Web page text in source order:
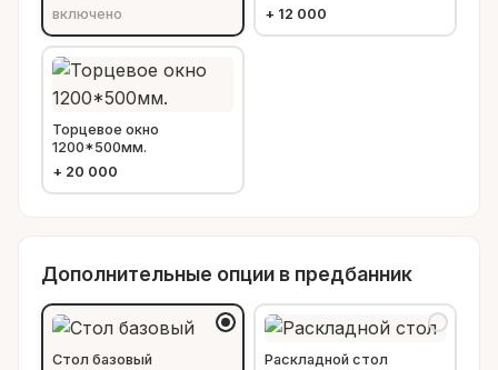
включено
+ 12 000
Торцевое окно
1200*500мм.
+ 20 000
Дополнительные опции в предбанник
Стол базовый
Раскладной стол